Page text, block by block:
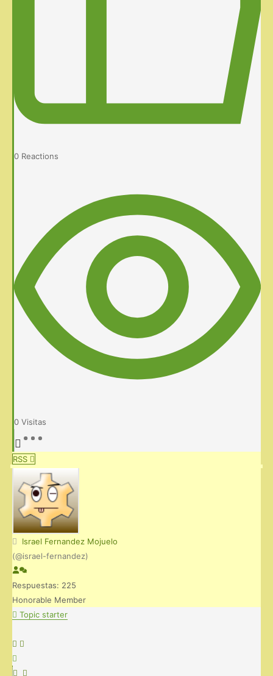
0 Reactions
0 Visitas
RSS
Israel Fernandez Mojuelo
(@israel-fernandez)
Respuestas: 225
Honorable Member
Topic starter